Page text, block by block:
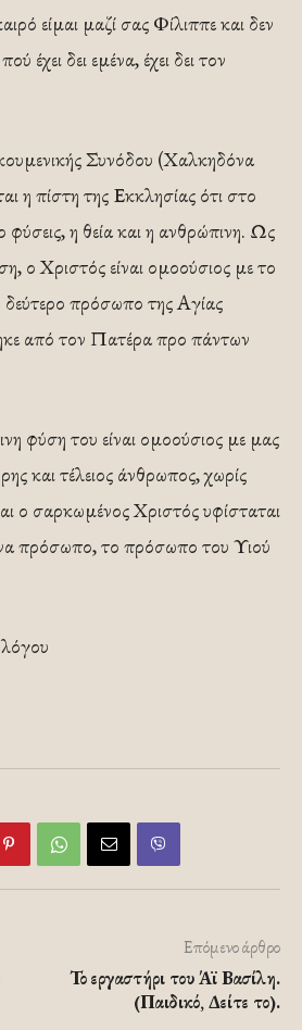
είμαι μαζί σας Φίλιππε και δεν
έχει δει εμένα, έχει δει τον
Συνόδου (Χαλκηδόνα
η πίστη της Εκκλησίας ότι στο
η θεία και η ανθρώπινη. Ως
ο Χριστός είναι ομοούσιος με το
πρόσωπο της Αγίας
από τον Πατέρα προ πάντων
φύση του είναι ομοούσιος με μας
και τέλειος άνθρωπος, χωρίς
ο σαρκωμένος Χριστός υφίσταται
πρόσωπο, το πρόσωπο του Υιού
Επόμενο άρθρο
Το εργαστήρι του Άϊ Βασίλη.
(Παιδικό, Δείτε το).